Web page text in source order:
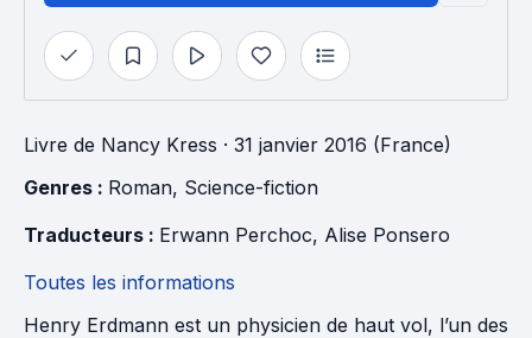
Livre de Nancy Kress · 31 janvier 2016 (France)
Genres : Roman, Science-fiction
Traducteurs : Erwann Perchoc, Alise Ponsero
Toutes les informations
Henry Erdmann est un physicien de haut vol, l’un des